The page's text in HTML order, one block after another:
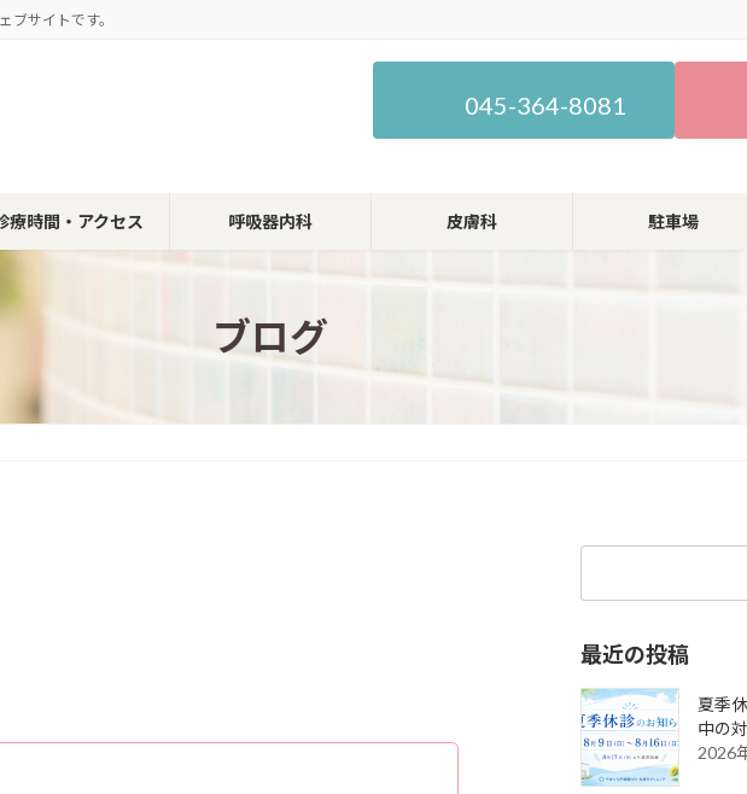
ブサイトです。
045-364-8081
療時間・アクセス 呼吸器内科 皮膚科 駐車場
ブログ
最近の投稿
夏季
中の
2026